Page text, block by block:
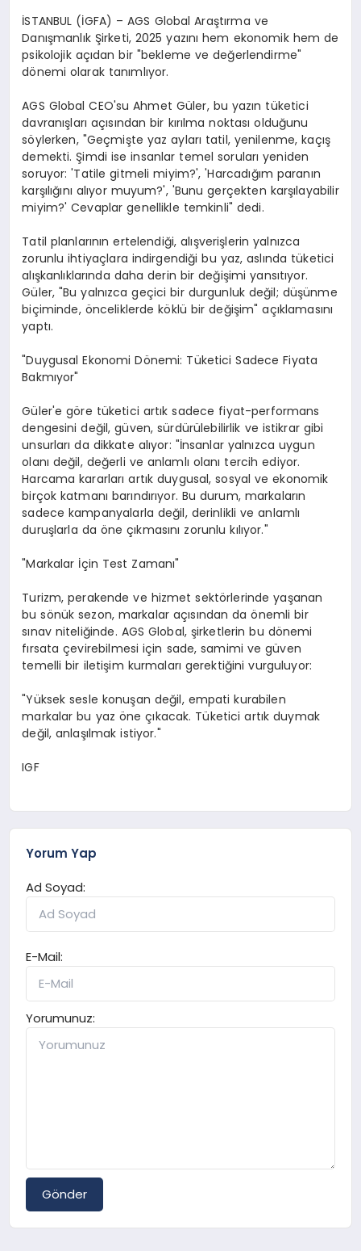
İSTANBUL (İGFA) – AGS Global Araştırma ve
Danışmanlık Şirketi, 2025 yazını hem ekonomik hem de
psikolojik açıdan bir "bekleme ve değerlendirme"
dönemi olarak tanımlıyor.
AGS Global CEO'su Ahmet Güler, bu yazın tüketici
davranışları açısından bir kırılma noktası olduğunu
söylerken, "Geçmişte yaz ayları tatil, yenilenme, kaçış
demekti. Şimdi ise insanlar temel soruları yeniden
soruyor: 'Tatile gitmeli miyim?', 'Harcadığım paranın
karşılığını alıyor muyum?', 'Bunu gerçekten karşılayabilir
miyim?' Cevaplar genellikle temkinli" dedi.
Tatil planlarının ertelendiği, alışverişlerin yalnızca
zorunlu ihtiyaçlara indirgendiği bu yaz, aslında tüketici
alışkanlıklarında daha derin bir değişimi yansıtıyor.
Güler, "Bu yalnızca geçici bir durgunluk değil; düşünme
biçiminde, önceliklerde köklü bir değişim" açıklamasını
yaptı.
"Duygusal Ekonomi Dönemi: Tüketici Sadece Fiyata
Bakmıyor"
Güler'e göre tüketici artık sadece fiyat-performans
dengesini değil, güven, sürdürülebilirlik ve istikrar gibi
unsurları da dikkate alıyor: "İnsanlar yalnızca uygun
olanı değil, değerli ve anlamlı olanı tercih ediyor.
Harcama kararları artık duygusal, sosyal ve ekonomik
birçok katmanı barındırıyor. Bu durum, markaların
sadece kampanyalarla değil, derinlikli ve anlamlı
duruşlarla da öne çıkmasını zorunlu kılıyor."
"Markalar İçin Test Zamanı"
Turizm, perakende ve hizmet sektörlerinde yaşanan
bu sönük sezon, markalar açısından da önemli bir
sınav niteliğinde. AGS Global, şirketlerin bu dönemi
fırsata çevirebilmesi için sade, samimi ve güven
temelli bir iletişim kurmaları gerektiğini vurguluyor:
"Yüksek sesle konuşan değil, empati kurabilen
markalar bu yaz öne çıkacak. Tüketici artık duymak
değil, anlaşılmak istiyor."
IGF
Yorum Yap
Ad Soyad:
E-Mail:
Yorumunuz:
Gönder